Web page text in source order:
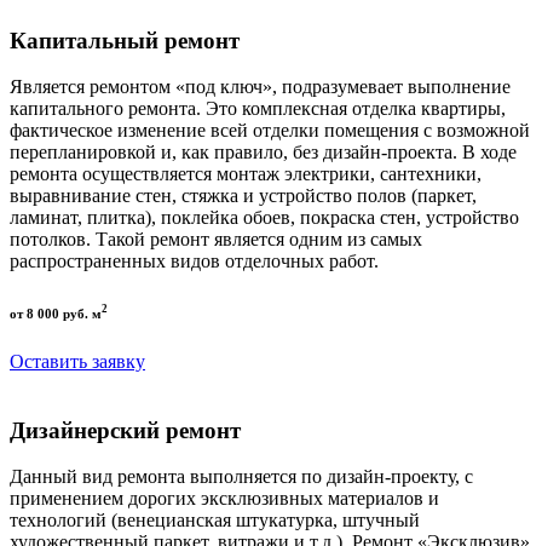
Капитальный ремонт
Является ремонтом «под ключ», подразумевает выполнение
капитального ремонта. Это комплексная отделка квартиры,
фактическое изменение всей отделки помещения с возможной
перепланировкой и, как правило, без дизайн-проекта. В ходе
ремонта осуществляется монтаж электрики, сантехники,
выравнивание стен, стяжка и устройство полов (паркет,
ламинат, плитка), поклейка обоев, покраска стен, устройство
потолков. Такой ремонт является одним из самых
распространенных видов отделочных работ.
от 8 000 руб. м2
Оставить заявку
Дизайнерский ремонт
Данный вид ремонта выполняется по дизайн-проекту, с
применением дорогих эксклюзивных материалов и
технологий (венецианская штукатурка, штучный